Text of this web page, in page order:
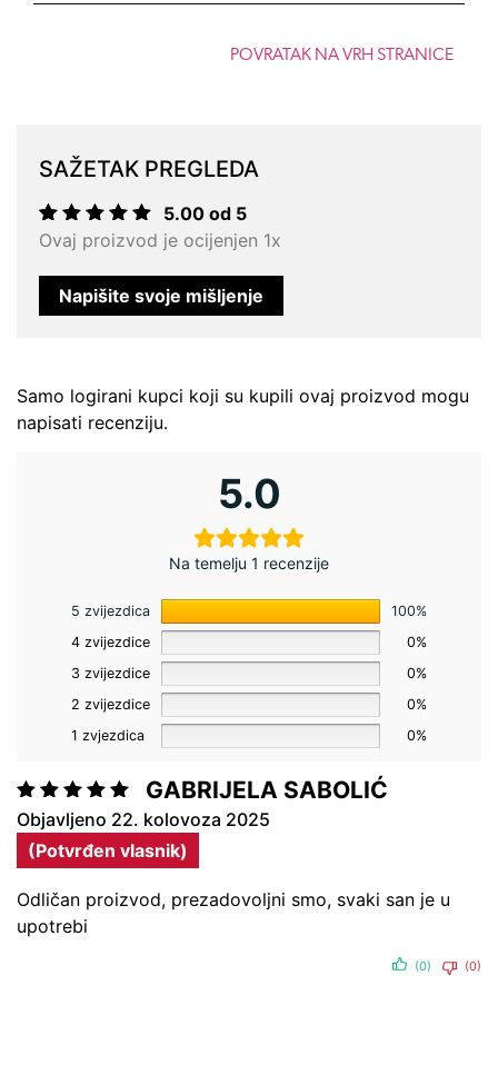
POVRATAK NA VRH STRANICE
SAŽETAK PREGLEDA
Korisnička
ocjena:
5.00od
ukupno 5
1
5.00 od 5
Ovaj proizvod je ocijenjen 1x
Napišite svoje mišljenje
5.0
Na temelju 1 recenzije
5 zvijezdica
100%
4 zvijezdice
0%
3 zvijezdice
0%
2 zvijezdice
0%
1 zvjezdica
0%
Ocjenjeno
5od 5
GABRIJELA SABOLIĆ
(Potvrđen vlasnik)
22. kolovoza 2025
Odličan proizvod, prezadovoljni smo, svaki san je u
upotrebi
(0) (0)
Samo logirani kupci koji su kupili ovaj proizvod mogu
napisati recenziju.